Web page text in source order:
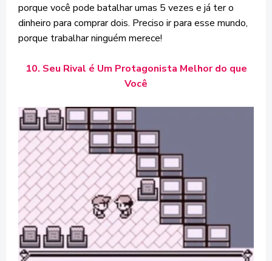
porque você pode batalhar umas 5 vezes e já ter o
dinheiro para comprar dois. Preciso ir para esse mundo,
porque trabalhar ninguém merece!
10. Seu Rival é Um Protagonista Melhor do que
Você